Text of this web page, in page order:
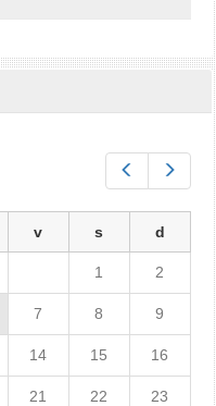
Préc.
v s d
1 2
7 8 9
14 15 16
21 22 23